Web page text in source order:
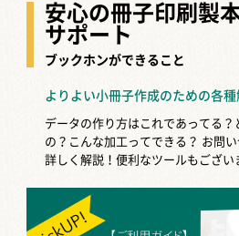
安心の冊子印刷製
サポート
ブックホンができること
よりよい小冊子作成のための各種
データの作り方はこれであってる？
の？こんな加工ってできる？ お問
詳しく解説！便利なツールもござい